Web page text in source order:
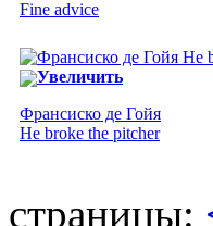
Fine advice
Увеличить
Франсиско де Гойя
He broke the pitcher
страницы: